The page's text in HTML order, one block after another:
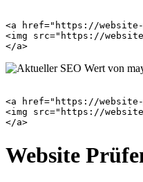
<a href="https://website-
<img src="https://
<a href="https://website-
<img src="https://
Website